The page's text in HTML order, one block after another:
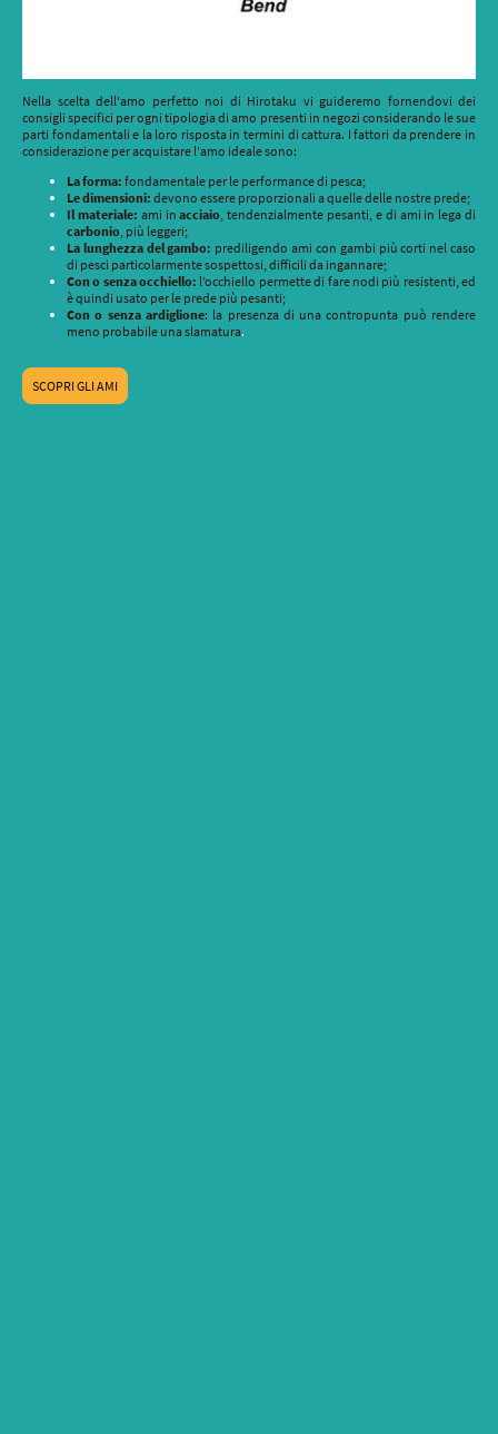
Nella scelta dell'amo perfetto noi di Hirotaku vi guideremo fornendovi dei
consigli specifici per ogni tipologia di amo presenti in negozi considerando le sue
parti fondamentali e la loro risposta in termini di cattura. I fattori da prendere in
considerazione per acquistare l'amo ideale sono:
La forma: fondamentale per le performance di pesca;
Le dimensioni: devono essere proporzionali a quelle delle nostre prede;
Il materiale: ami inacciaio, tendenzialmente pesanti, e di ami in lega di
carbonio, più leggeri;
La lunghezza del gambo: prediligendo ami con gambi più corti nel caso
di pesci particolarmente sospettosi, difficili da ingannare;
Con o senza occhiello: l’occhiello permette di fare nodi più resistenti, ed
è quindi usato per le prede più pesanti;
Con o senza ardiglione: la presenza di una contropunta può rendere
meno probabile una slamatura.
SCOPRI GLI AMI